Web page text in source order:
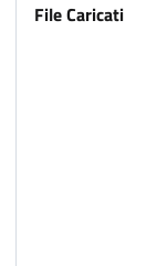
File Caricati